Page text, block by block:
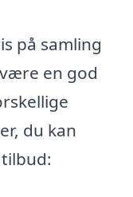
på samling
en god
du kan